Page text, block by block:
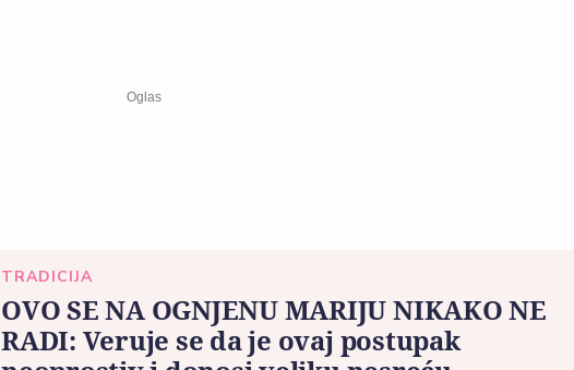
TRADICIJA
OVO SE NA OGNJENU MARIJU NIKAKO NE
RADI: Veruje se da je ovaj postupak